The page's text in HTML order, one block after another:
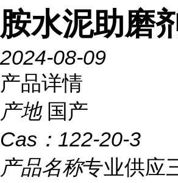
胺水泥助磨
2024-08-09
产品详情
产地 国产
Cas： 122-20-3
产品名称专业供应